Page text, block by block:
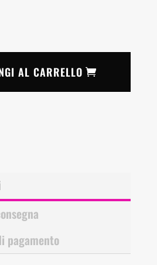
AL CARRELLO
pagamento